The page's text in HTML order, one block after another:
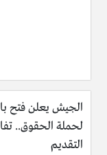
الجيش يعلن فتح
لحملة الحقوق..
التقديم